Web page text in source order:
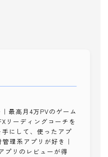
最高月4万PVのゲーム
リーディングコーチを
にして、使ったアプ
理系アプリが好き｜
プリのレビューが得